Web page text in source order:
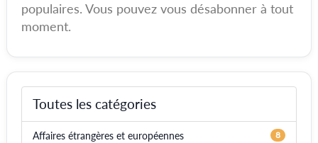
populaires. Vous pouvez vous désabonner à tout
moment.
Toutes les catégories
Affaires étrangères et européennes 8